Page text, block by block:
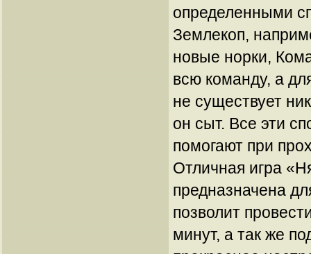
определенными
Землекоп,
новые норки,
всю команду, а
не существует
он сыт. Все эти
помогают при
Отличная игра
предназначена
позволит
минут, а так же